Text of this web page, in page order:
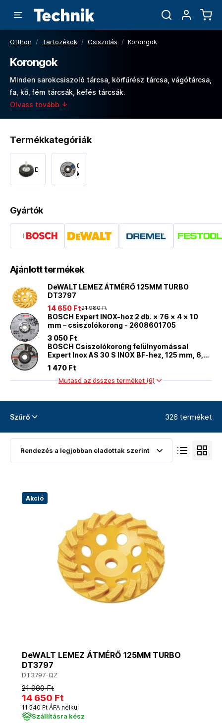
Otthon / Tartozékok / Csiszolás / Korongok
Korongok
Minden sarokcsiszoló tárcsa, körfűrész tárcsa, vágótárcsa,
fa, kő, fém tárcsák, kefés tárcsák.
Olvass tovább
Termékkategóriák
DrótkorongokCsiszoló
korong
Gyártók
Ajánlott termékek
DeWALT LEMEZ ÁTMÉRŐ 125MM TURBO
DT3797
21 980 Ft
14 650 Ft
BOSCH Expert INOX-hoz 2 db. × 76 × 4 × 10
mm – csiszolókorong - 2608601705
3 050 Ft
BOSCH Csiszolókorong felülnyomással
Expert Inox AS 30 S INOX BF-hez, 125 mm, 6,0
mm
1 470 Ft
Mutasd az összes terméket (6)
Szűrő 326 terméket
Akció
DeWALT LEMEZ ÁTMÉRŐ 125MM TURBO
DT3797
DT3797-QZ
21 980 Ft
14 650 Ft
11 540 Ft ÁFA nélkül
Szállításra kész